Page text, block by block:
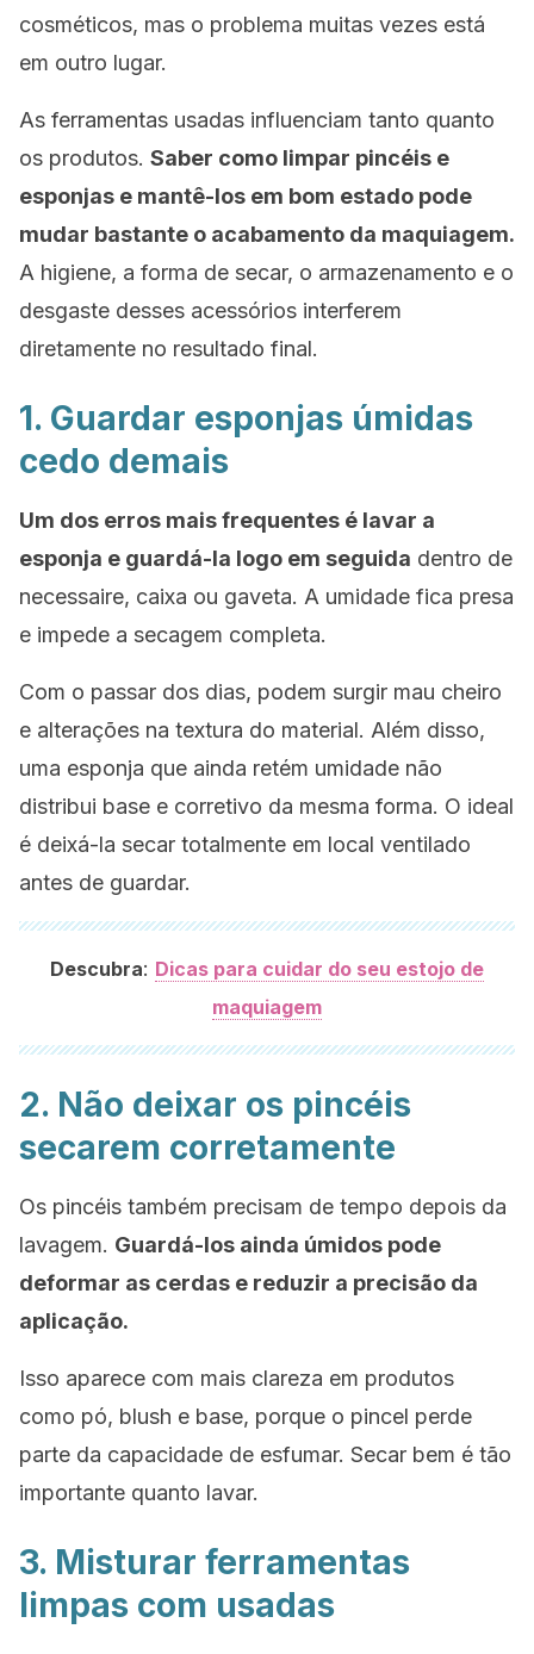
cosméticos, mas o problema muitas vezes está
em outro lugar.
As ferramentas usadas influenciam tanto quanto
os produtos. Saber como limpar pincéis e
esponjas e mantê-los em bom estado pode
mudar bastante o acabamento da maquiagem.
A higiene, a forma de secar, o armazenamento e o
desgaste desses acessórios interferem
diretamente no resultado final.
1. Guardar esponjas úmidas
cedo demais
Um dos erros mais frequentes é lavar a
esponja e guardá-la logo em seguida dentro de
necessaire, caixa ou gaveta. A umidade fica presa
e impede a secagem completa.
Com o passar dos dias, podem surgir mau cheiro
e alterações na textura do material. Além disso,
uma esponja que ainda retém umidade não
distribui base e corretivo da mesma forma. O ideal
é deixá-la secar totalmente em local ventilado
antes de guardar.
Descubra: Dicas para cuidar do seu estojo de
maquiagem
2. Não deixar os pincéis
secarem corretamente
Os pincéis também precisam de tempo depois da
lavagem. Guardá-los ainda úmidos pode
deformar as cerdas e reduzir a precisão da
aplicação.
Isso aparece com mais clareza em produtos
como pó, blush e base, porque o pincel perde
parte da capacidade de esfumar. Secar bem é tão
importante quanto lavar.
3. Misturar ferramentas
limpas com usadas